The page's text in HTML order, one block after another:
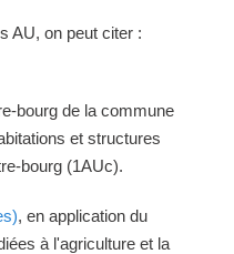
AU, on peut citer :
bourg de la commune
et structures
bourg (1AUc).
, en application du
à l'agriculture et la